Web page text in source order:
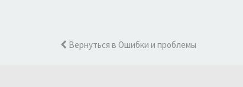
Вернуться в Ошибки и проблемы